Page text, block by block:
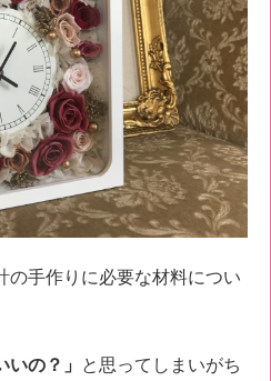
の手作りに必要な材料につい
いの？」
と思ってしまいがち